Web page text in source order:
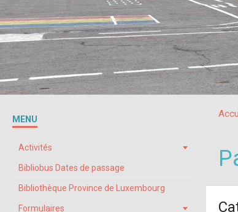
MENU
Activités
Bibliobus Dates de passage
Bibliothèque Province de Luxembourg
Formulaires